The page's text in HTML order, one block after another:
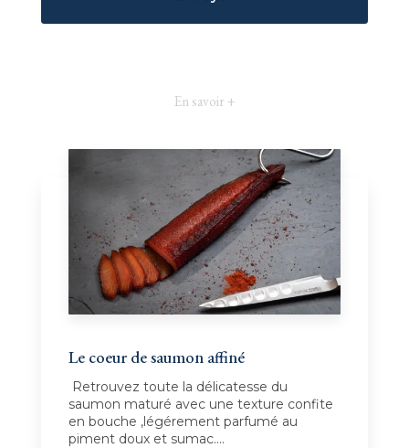
En savoir +
Le coeur de saumon affiné
Retrouvez toute la délicatesse du
saumon maturé avec une texture confite
en bouche ,légérement parfumé au
piment doux et sumac....